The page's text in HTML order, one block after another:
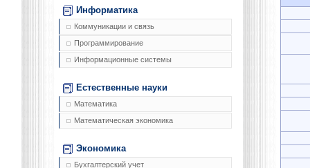
Информатика
Коммуникации и связь
Программирование
Информационные системы
Естественные науки
Математика
Математическая экономика
Экономика
Бухгалтерский учет